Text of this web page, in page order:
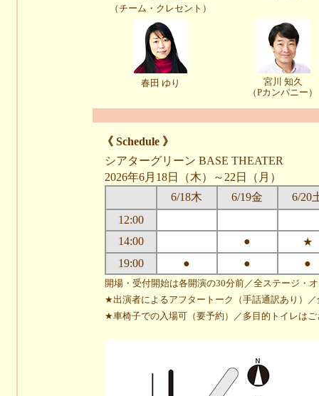
（チーム・クレセント）
春田 ゆり
宮川 知久
（Pカンパニー）
《 Schedule 》
シアターグリーン BASE THEATER
2026年6月18日（木）～22日（月）
6/18木
6/19金
6/20
12:00
14:00
●
★
19:00
● ● ●
開場・受付開始は各開演の30分前／全ステージ・
★出演者によるアフタートーク（手話通訳あり）
★車椅子での入場可（要予約）／多目的トイレはご